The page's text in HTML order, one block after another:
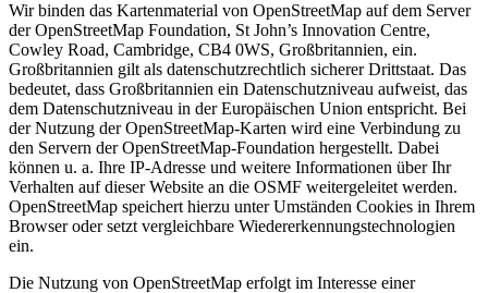
Wir binden das Kartenmaterial von OpenStreetMap auf dem Server
der OpenStreetMap Foundation, St John’s Innovation Centre,
Cowley Road, Cambridge, CB4 0WS, Großbritannien, ein.
Großbritannien gilt als datenschutzrechtlich sicherer Drittstaat. Das
bedeutet, dass Großbritannien ein Datenschutzniveau aufweist, das
dem Datenschutzniveau in der Europäischen Union entspricht. Bei
der Nutzung der OpenStreetMap-Karten wird eine Verbindung zu
den Servern der OpenStreetMap-Foundation hergestellt. Dabei
können u. a. Ihre IP-Adresse und weitere Informationen über Ihr
Verhalten auf dieser Website an die OSMF weitergeleitet werden.
OpenStreetMap speichert hierzu unter Umständen Cookies in Ihrem
Browser oder setzt vergleichbare Wiedererkennungstechnologien
ein.
Die Nutzung von OpenStreetMap erfolgt im Interesse einer